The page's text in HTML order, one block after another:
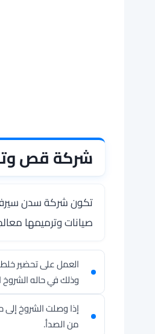
شركة قص
تكون شركة سدن
صيانات وترميمها
العمل على تحضير
وذلك في حاله الشروخ
إذا وصلت الشروخ إلى
من الصدأ.